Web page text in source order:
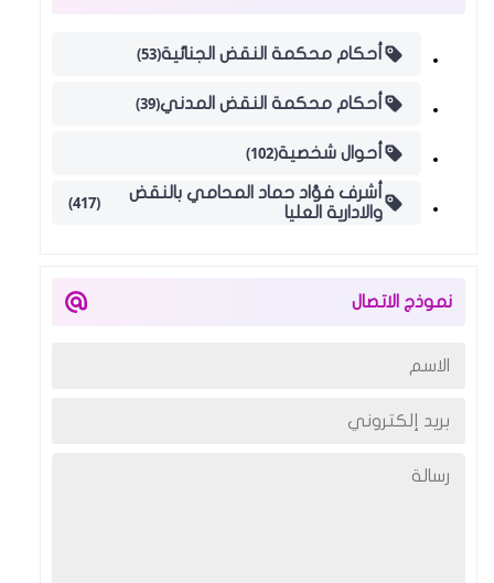
أحكام محكمة النقض الجنائية(53)
أحكام محكمة النقض المدني(39)
أحوال شخصية(102)
أشرف فؤاد حماد المحامي بالنقض
والادارية العليا
(417)
نموذج الاتصال